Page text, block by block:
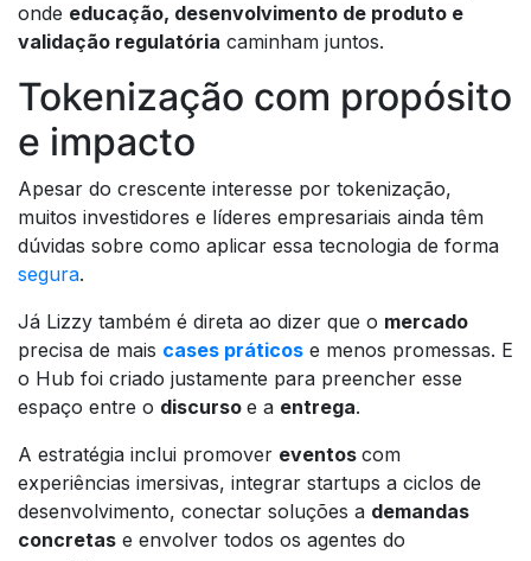
onde educação, desenvolvimento de produto e
validação regulatória caminham juntos.
Tokenização com propósito
e impacto
Apesar do crescente interesse por tokenização,
muitos investidores e líderes empresariais ainda têm
dúvidas sobre como aplicar essa tecnologia de forma
segura.
Já Lizzy também é direta ao dizer que o mercado
precisa de mais cases práticos e menos promessas. E
o Hub foi criado justamente para preencher esse
espaço entre o discurso e a entrega.
A estratégia inclui promover eventos com
experiências imersivas, integrar startups a ciclos de
desenvolvimento, conectar soluções a demandas
concretas e envolver todos os agentes do